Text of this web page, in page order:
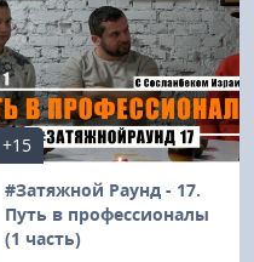
+15
#Затяжной Раунд - 17.
Путь в профессионалы
(1 часть)